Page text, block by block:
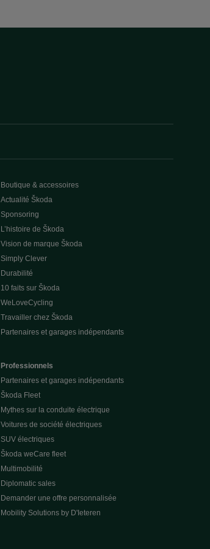
Boutique & accessoires
Actualité Škoda
Sponsoring
L’histoire de Škoda
Vision de marque Škoda
Simply Clever
Durabilité
10 faits sur Škoda
WeLoveCycling
Travailler chez Škoda
Partenaires et garages indépendants
Professionnels
Partenaires et garages indépendants
Škoda Fleet
Mythes sur la conduite électrique
Voitures de société électriques
SUV électriques
Škoda weCare fleet
Multimobilité
Diplomatic sales
Demander une offre personnalisée
Mobility Solutions by D'Ieteren